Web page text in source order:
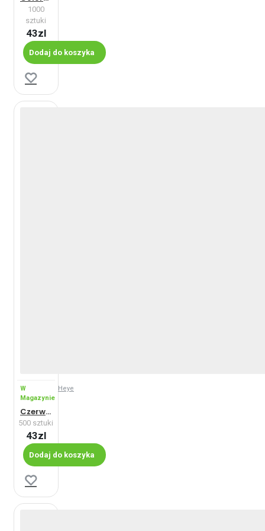
1000
sztuki
43zl
Dodaj do koszyka
W
Magazynie
Heye
Czerwony i niebieski
500 sztuki
43zl
Dodaj do koszyka